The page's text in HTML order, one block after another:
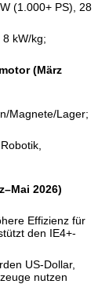
(1.000+ PS), 28
kW/kg;
(März
Magnete/Lager;
2026)
Effizienz für
den IE4+-
US-Dollar,
nutzen